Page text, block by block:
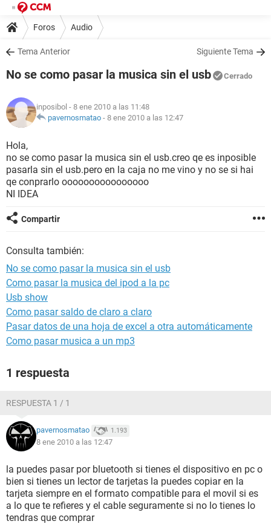
Foros Audio
Tema Anterior Siguiente Tema
No se como pasar la musica sin el usb Cerrado
inposibol - 8 ene 2010 a las 11:48
pavernosmatao - 8 ene 2010 a las 12:47
Hola,
no se como pasar la musica sin el usb.creo qe es inposible
pasarla sin el usb.pero en la caja no me vino y no se si hai
qe conprarlo oooooooooooooooo
NI IDEA
Compartir
Consulta también:
No se como pasar la musica sin el usb
Como pasar la musica del ipod a la pc
Usb show
Como pasar saldo de claro a claro
Pasar datos de una hoja de excel a otra automáticamente
Como pasar musica a un mp3
1 respuesta
RESPUESTA 1 / 1
pavernosmatao 1.193
8 ene 2010 a las 12:47
la puedes pasar por bluetooth si tienes el dispositivo en pc o
bien si tienes un lector de tarjetas la puedes copiar en la
tarjeta siempre en el formato compatible para el movil si es
a lo que te refieres y el cable seguramente si no lo tienes lo
tendras que comprar